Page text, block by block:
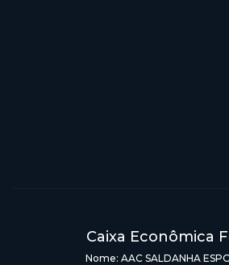
Caixa Econômica
Nome: AAC SALDANHA